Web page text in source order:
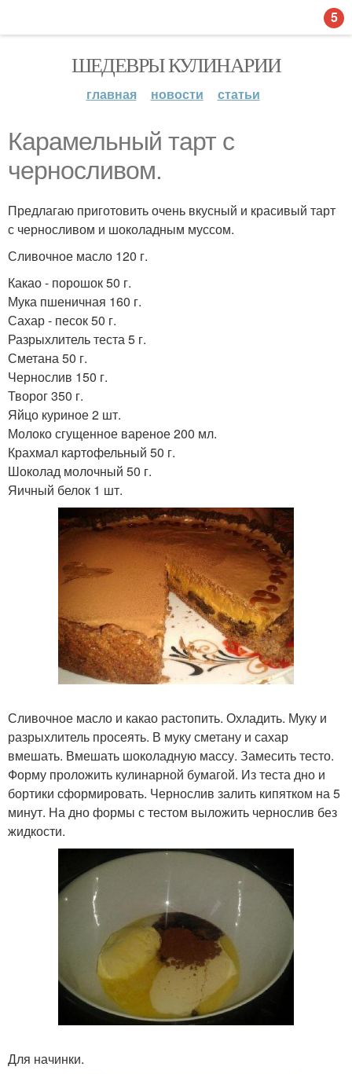
ШЕДЕВРЫ КУЛИНАРИИ
главная новости статьи
Карамельный тарт с
черносливом.
Предлагаю приготовить очень вкусный и красивый тарт
с черносливом и шоколадным муссом.
Сливочное масло 120 г.
Какао - порошок 50 г.
Мука пшеничная 160 г.
Сахар - песок 50 г.
Разрыхлитель теста 5 г.
Сметана 50 г.
Чернослив 150 г.
Творог 350 г.
Яйцо куриное 2 шт.
Молоко сгущенное вареное 200 мл.
Крахмал картофельный 50 г.
Шоколад молочный 50 г.
Яичный белок 1 шт.
Сливочное масло и какао растопить. Охладить. Муку и
разрыхлитель просеять. В муку сметану и сахар
вмешать. Вмешать шоколадную массу. Замесить тесто.
Форму проложить кулинарной бумагой. Из теста дно и
бортики сформировать. Чернослив залить кипятком на 5
минут. На дно формы с тестом выложить чернослив без
жидкости.
Для начинки.
5